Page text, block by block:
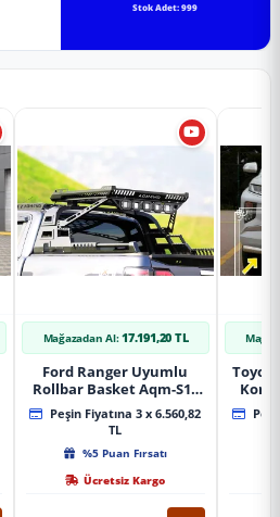
Stok Adet: 999
Mağazadan Al: 17.191,20 TL
Ford Ranger Uyumlu
Rollbar Basket Aqm-S10
2015+ Uyumlu
Peşin Fiyatına 3 x 6.560,82
TL
%5 Puan Fırsatı
Ücretsiz Kargo